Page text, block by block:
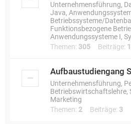
Unternehmensführung,
Java,
Betriebssysteme/
Funktionsbezogene
Anwendungssysteme I,
Themen: 305 Beiträge:
Aufbaustudiengang
Unternehmensführung,
Betriebswirtschaftslehre,
Marketing
Themen: 2 Beiträge: 3